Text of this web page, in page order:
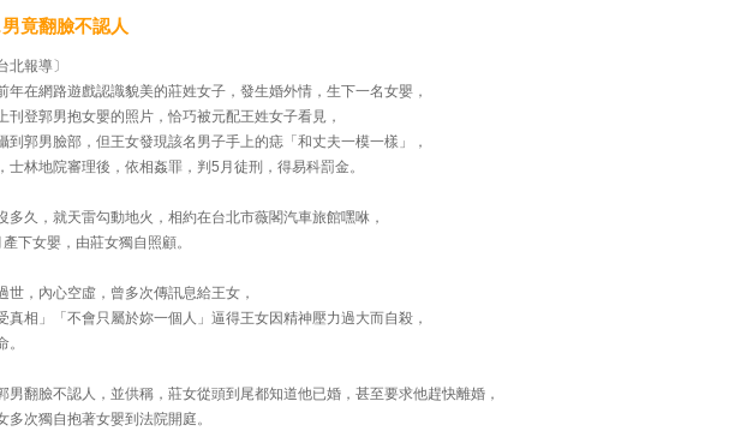
竟翻臉不認人
北報導〕
年在網路遊戲認識貌美的莊姓女子，發生婚外情，生下一名女嬰，
刊登郭男抱女嬰的照片，恰巧被元配王姓女子看見，
到郭男臉部，但王女發現該名男子手上的痣「和丈夫一模一樣」，
士林地院審理後，依相姦罪，判5月徒刑，得易科罰金。
多久，就天雷勾動地火，相約在台北市薇閣汽車旅館嘿咻，
下女嬰，由莊女獨自照顧。
世，內心空虛，曾多次傳訊息給王女，
真相」「不會只屬於妳一個人」逼得王女因精神壓力過大而自殺，
男翻臉不認人，並供稱，莊女從頭到尾都知道他已婚，甚至要求他趕快離婚，
多次獨自抱著女嬰到法院開庭。